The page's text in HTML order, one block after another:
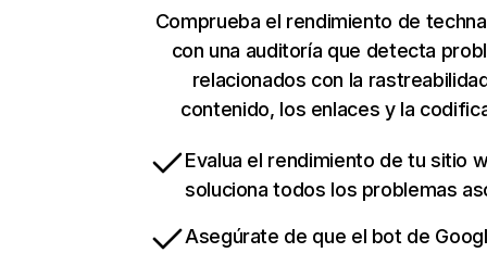
Comprueba el rendimiento de
con una auditoría que detecta
relacionados con la
contenido, los enlaces y la
Evalua el rendimiento de tu sitio
soluciona todos los problemas
Asegúrate de que el bot de